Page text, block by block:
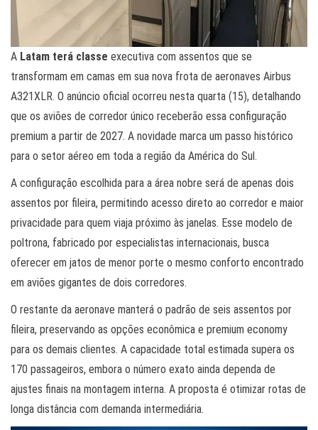
A Latam terá classe executiva com assentos que se
transformam em camas em sua nova frota de aeronaves Airbus
A321XLR. O anúncio oficial ocorreu nesta quarta (15), detalhando
que os aviões de corredor único receberão essa configuração
premium a partir de 2027. A novidade marca um passo histórico
para o setor aéreo em toda a região da América do Sul.
A configuração escolhida para a área nobre será de apenas dois
assentos por fileira, permitindo acesso direto ao corredor e maior
privacidade para quem viaja próximo às janelas. Esse modelo de
poltrona, fabricado por especialistas internacionais, busca
oferecer em jatos de menor porte o mesmo conforto encontrado
em aviões gigantes de dois corredores.
O restante da aeronave manterá o padrão de seis assentos por
fileira, preservando as opções econômica e premium economy
para os demais clientes. A capacidade total estimada supera os
170 passageiros, embora o número exato ainda dependa de
ajustes finais na montagem interna. A proposta é otimizar rotas de
longa distância com demanda intermediária.